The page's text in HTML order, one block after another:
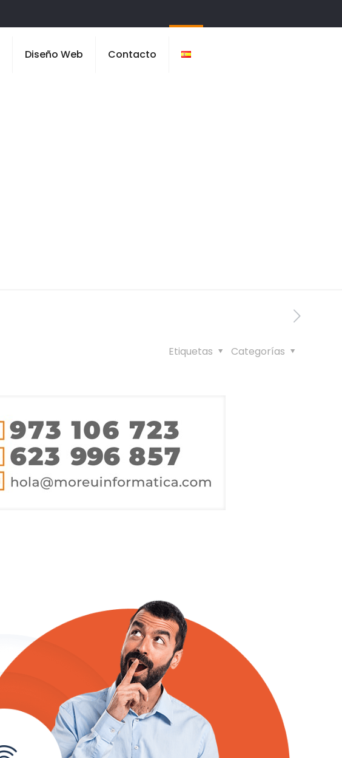
Diseño Web Contacto
Categorías
Etiquetas